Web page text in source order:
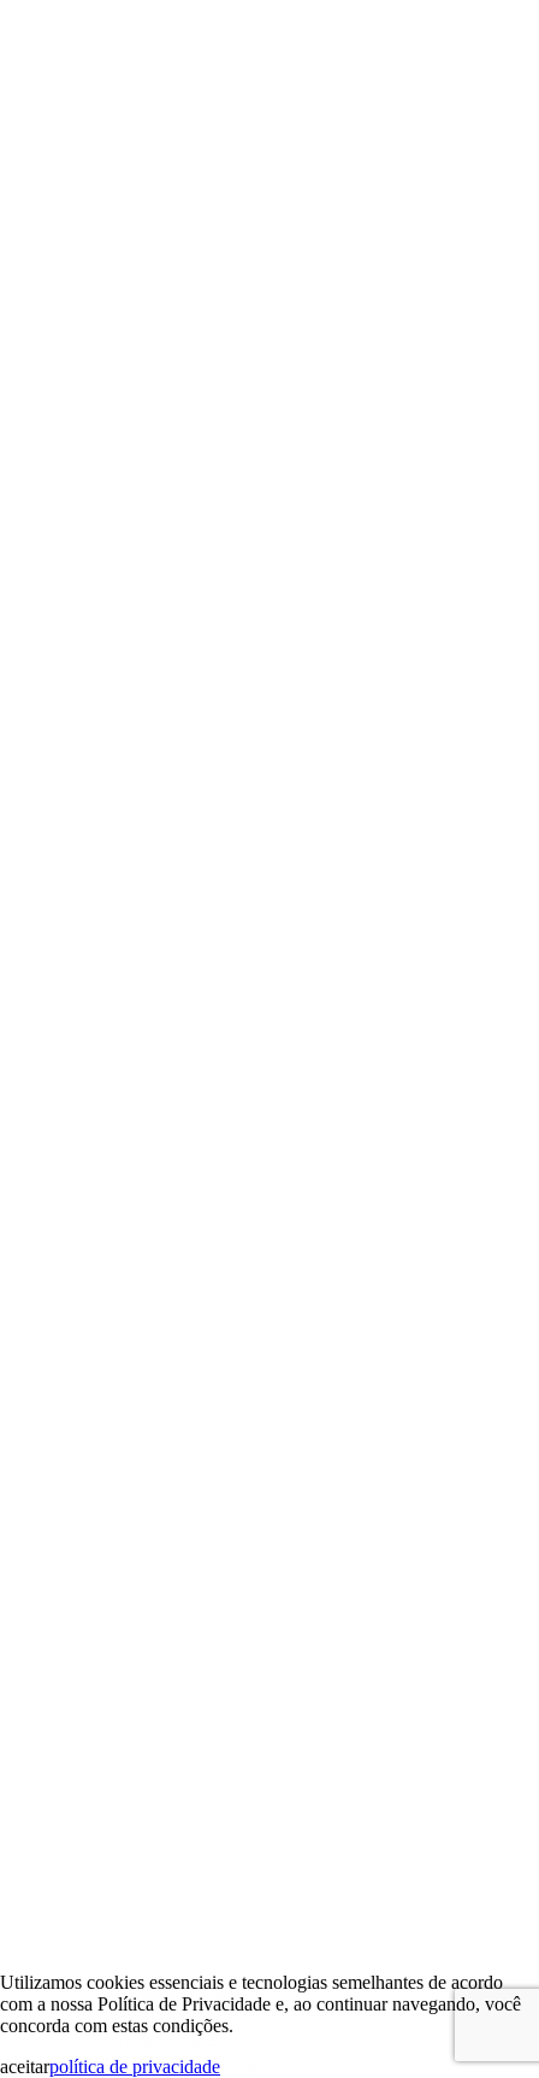
Utilizamos cookies essenciais e tecnologias semelhantes de acordo
com a nossa Política de Privacidade e, ao continuar navegando, você
concorda com estas condições.
aceitarpolítica de privacidade